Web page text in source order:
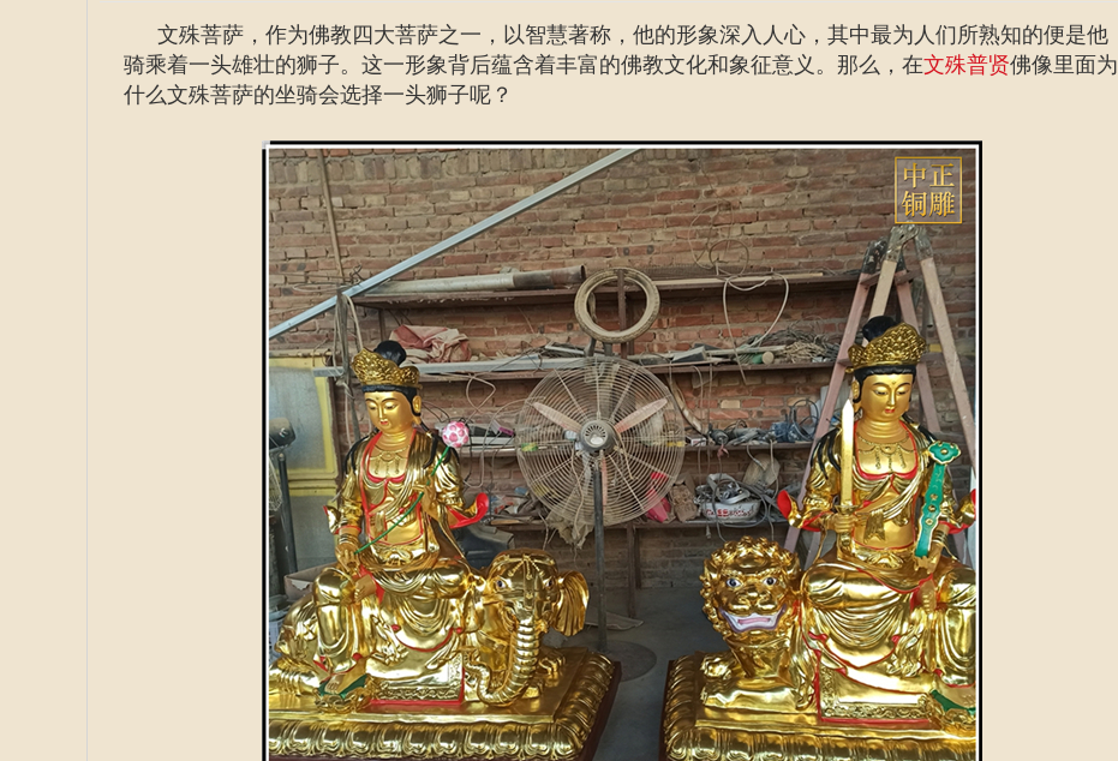
文殊菩萨，作为佛教四大菩萨之一，以智慧著称，他的形象深入人心，其中最为人们所熟知的便是他
骑乘着一头雄壮的狮子。这一形象背后蕴含着丰富的佛教文化和象征意义。那么，在文殊普贤佛像里面为
什么文殊菩萨的坐骑会选择一头狮子呢？